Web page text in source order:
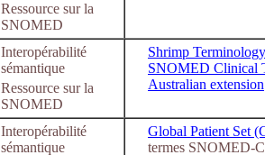
Ressource sur la
SNOMED
Interopérabilité
sémantique
Ressource sur la
SNOMED
Shrimp
SNOMED Clinical
Australian extension
Interopérabilité
sémantique
Global Patient Set
termes SNOMED-